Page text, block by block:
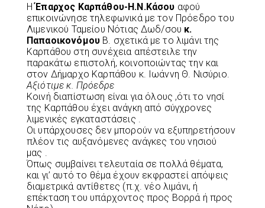
ΗΈπαρχος Καρπάθου-Η.Ν.Κάσου αφού
επικοινώνησε τηλεφωνικά με τον Πρόεδρο του
Λιμενικού Ταμείου Νότιας Δωδ/σου κ.
Παπαοικονόμου Β. σχετικά με το λιμάνι της
Καρπάθου στη συνέχεια απέστειλε την
παρακάτω επιστολή, κοινοποιώντας την και
στον Δήμαρχο Καρπάθου κ. Ιωάννη Θ. Νισύριο.
Αξιότιμε κ. Πρόεδρε
Κοινή διαπίστωση είναι για όλους ,ότι το νησί
της Καρπάθου έχει ανάγκη από σύγχρονες
λιμενικές εγκαταστάσεις .
Οι υπάρχουσες δεν μπορούν να εξυπηρετήσουν
πλέον τις αυξανόμενες ανάγκες του νησιού
μας .
Όπως συμβαίνει τελευταία σε πολλά θέματα,
και γι’ αυτό το θέμα έχουν εκφραστεί απόψεις
διαμετρικά αντίθετες (π.χ. νέο λιμάνι, ή
επέκταση του υπάρχοντος προς Βορρά ή προς